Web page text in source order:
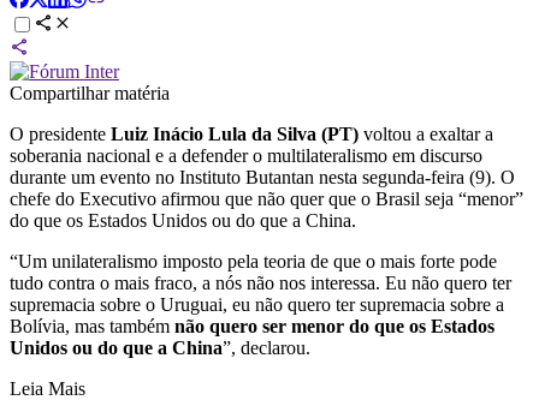
Compartilhar matéria
O presidente Luiz Inácio Lula da Silva (PT) voltou a exaltar a
soberania nacional e a defender o multilateralismo em discurso
durante um evento no Instituto Butantan nesta segunda-feira (9). O
chefe do Executivo afirmou que não quer que o Brasil seja “menor”
do que os Estados Unidos ou do que a China.
“Um unilateralismo imposto pela teoria de que o mais forte pode
tudo contra o mais fraco, a nós não nos interessa. Eu não quero ter
supremacia sobre o Uruguai, eu não quero ter supremacia sobre a
Bolívia, mas também não quero ser menor do que os Estados
Unidos ou do que a China”, declarou.
Leia Mais